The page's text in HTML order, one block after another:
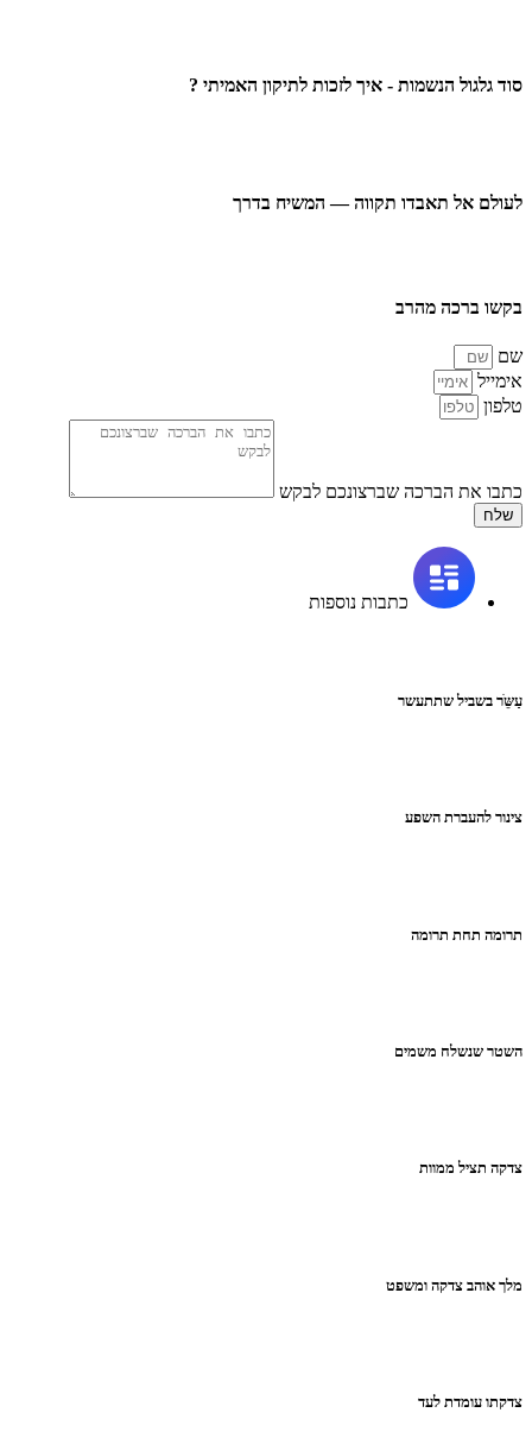
סוד גלגול הנשמות - איך לזכות לתיקון האמיתי ?
לעולם אל תאבדו תקווה — המשיח בדרך
בקשו ברכה מהרב
שם
אימייל
טלפון
כתבו את הברכה שברצונכם לבקש
שלח
כתבות נוספות
עַשֵֹּר בשביל שתתעשר
צינור להעברת השפע
תרומה תחת תרומה
השטר שנשלח משמים
צדקה תציל ממוות
מלך אוהב צדקה ומשפט
צדקתו עומדת לעד